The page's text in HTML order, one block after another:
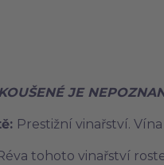
JE
Prestižní vinařství.
tohoto vinařství